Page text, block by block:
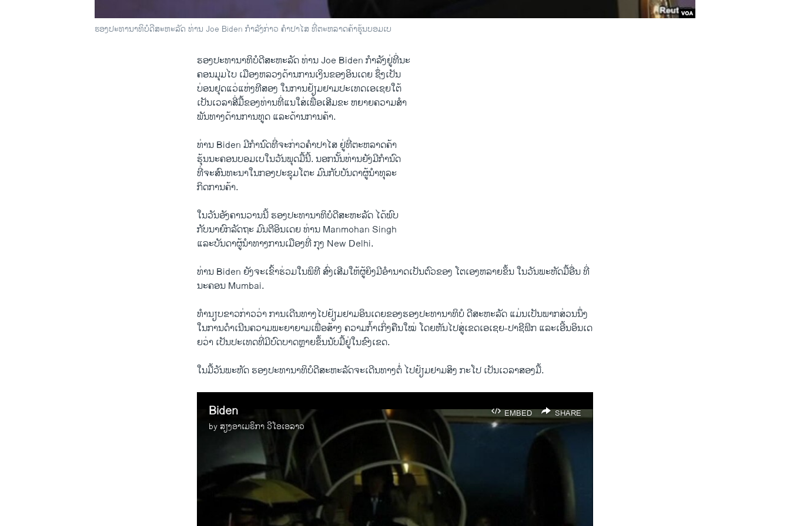
ຮອງ​ປະ​ທາ​ນາ​ທິບໍດີສະຫະລັດ ທ່ານ Joe Biden ກໍາລັງກ່າວ ຄໍາປາໄສ ​ທີ່ຕະຫລາດຄ້າ​ຮຸ້ນບອມ​ເບ
ຮອງ​ປະ​ທາ​ນາ​ທິບໍດີສະຫະລັດ ທ່ານ Joe Biden ກໍາລັງ​ຢູ່ທີ່ນະ
ຄອນມຸມ​ໄບ ເມືອ​ງຫລວງດ້ານ​ການ​ເງິນ​ຂອງອິນ​ເດ​ຍ ຊຶ່ງ​ເປັນ​
ບ່ອນ​ຢຸດ​ແວ່​ແຫ່ງ​ທີສອງ​ ​ໃນ​ການ​ຢ້ຽມຢາມປະ​ເທດເອ​ເຊຍ​ໃຕ້
​ເປັນ​ເວລາ​ສີ່​ມື້ຂອງ​ທ່ານທີ່​ແນ​ໃສ່ເພື່ອເສີມ​ຂະ ຫຍາ​ຍຄວາມ​ສຳ
ພັນທາງ​ດ້ານການ​ທູດ ​ແລະດ້ານ​ການ​ຄ້າ.
ທ່ານ Biden ມີ​ກໍານົດ​ທີ່​ຈະ​ກ່າວຄຳປາ​ໄສ ຢູ່​ທີ່ຕະຫລາດຄ້າ​
ຮຸ້ນ​ນະຄອນບອມ​ເບໃນ​ວັນ​ພຸດ​ມື້​ນີ້. ນອກ​ນັ້ນທ່ານ​ຍັງ​ມີ​ກຳນົດ​
ທີ່ຈະ​ສົນທະນາໃນກອງ​ປະຊຸ​ມໂຕະ ມົນກັບ​ບັນດາ​ຜູ້​ນໍາ​ທຸລະ
​ກິດການ​ຄ້າ.
​ໃນ​ວັນ​ອັງ​ຄານວານ​ນີ້ ຮອງ​ປະທານາທິບໍດີສະຫະລັດ ​ໄດ້ພົບ​
ກັບນາຍົກລັດຖະ ມົນຕີອິນ​ເດຍ ທ່ານ Manmohan Singh ​
ແລະ​ບັນດາ​ຜູ້​ນໍາ​ທາງ​ການ​ເມືອງທີ່ ​ກຸງ New Delhi.
ທ່ານ Biden ຍັງ​ຈະ​ເຂົ້າ​ຮ່ວມໃນ​ພິທີ ສົ່ງ​ເສີມ​ໃຫ້​ຜູ້ຍິງ​ມີອໍານາດ​ເປັນ​ຕົວ​ຂອງ ​ໂຕ​ເອງ​ຫລາຍ​ຂຶ້ນ ​ໃນ​ວັນພະຫັດມື້ອື່ນ ທີ່
ນະຄອນ Mumbai.
ທໍານຽບຂາວ​ກ່າວ​ວ່າ ການເດີນທາງ​ໄປ​ຢ້ຽມຢາມ​ອິນ​ເດຍຂອງ​ຮອງ​ປະທານາທິບໍ ດີ​ສະຫະລັດ ​ແມ່ນ​ເປັນ​ພາກ​ສ່ວນນຶ່ງ​
ໃນ​ການ​ດຳ​ເນີນ​ຄວາມ​ພະຍາຍາມ​ເພື່ອ​ສ້າງ ຄວາມ​ກໍ້າ​ເກິ່ງ​ຄືນ​ໃໝ່ ​ໂດຍ​ຫັນ​ໄປ​ສູ່​ເຂດ​ເອ​ເຊຍ-ປາຊີ​ຟິກ ​ແລະ​ເອີ້ນ​ອິນ​ເດ​
ຍວ່າ ​ເປັນ​ປະ​ເທດ​ທີ່​ມີ​ບົດ​ບາດຫຼາຍຂຶ້ນນັບ​ມື້ຢູ່​ໃນ​ຂົງ​ເຂດ.
​ໃນ​ມື້ວັນ​ພະຫັດ ຮອງ​ປະທານາທິບໍດີສະຫະລັດຈະ​ເດີນທາງ​ຕໍ່​ ໄປຢ້ຽມຢາມສິງ ກະ​ໂປ ​ເປັນ​ເວລາ​ສອງ​ມື້.
EMBED SHARE
Biden
by ສຽງອາເມຣິກາ ວີໂອເອລາວ